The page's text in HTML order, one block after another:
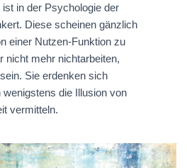
in der Psychologie der
Diese scheinen gänzlich
einer Nutzen-Funktion zu
nicht mehr nichtarbeiten,
Sie erdenken sich
wenigstens die Illusion von
vermitteln.